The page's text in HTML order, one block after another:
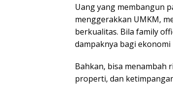
Uang yang membangun
menggerakkan UMKM,
berkualitas. Bila family
dampaknya bagi
Bahkan, bisa menambah
properti, dan